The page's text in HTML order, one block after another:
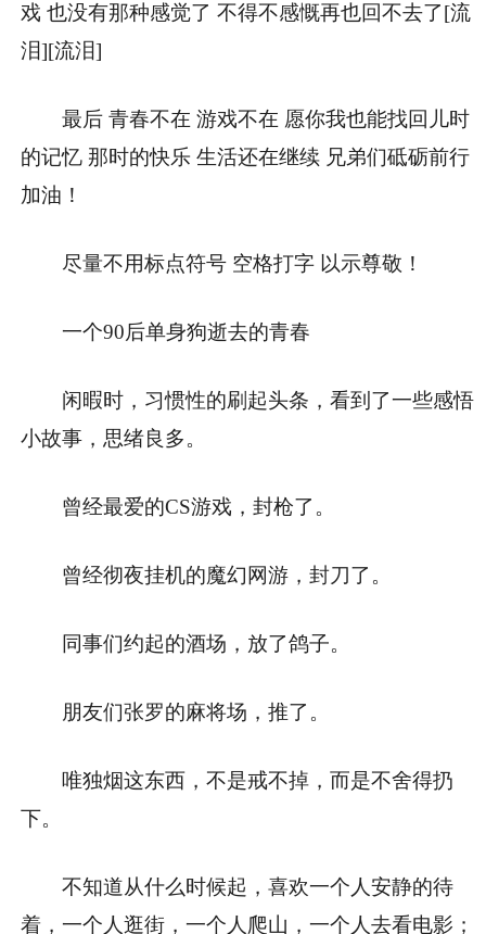
戏 也没有那种感觉了 不得不感慨再也回不去了[流
泪][流泪]
最后 青春不在 游戏不在 愿你我也能找回儿时
的记忆 那时的快乐 生活还在继续 兄弟们砥砺前行
加油！
尽量不用标点符号 空格打字 以示尊敬！
一个90后单身狗逝去的青春
闲暇时，习惯性的刷起头条，看到了一些感悟
小故事，思绪良多。
曾经最爱的CS游戏，封枪了。
曾经彻夜挂机的魔幻网游，封刀了。
同事们约起的酒场，放了鸽子。
朋友们张罗的麻将场，推了。
唯独烟这东西，不是戒不掉，而是不舍得扔
下。
不知道从什么时候起，喜欢一个人安静的待
着，一个人逛街，一个人爬山，一个人去看电影；